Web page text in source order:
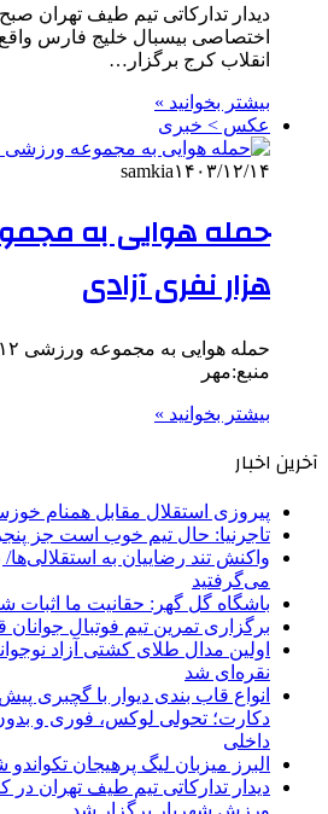
دیدار تدارکاتی تیم طیف تهران
اختصاصی بیسبال خلیج فارس
انقلاب کرج برگزار…
بیشتر بخوانید »
عکس > خبری
samkia۱۴۰۳/۱۲/۱۴
هزار نفری آزادی
منبع:مهر
بیشتر بخوانید »
آخرین اخبار
پیروزی استقلال مقابل همنام
تاجرنیا: حال تیم خوب است جز
واکنش تند رضاییان به
می‌گرفتید
باشگاه گل گهر: حقانیت ما اثبات
برگزاری تمرین تیم فوتبال جوانان
اولین مدال طلای کشتی آزاد
نقره‌ای شد
انواع قاب بندی دیوار با گچبری
دکارت؛ تحولی لوکس، فوری و
داخلی
البرز میزبان لیگ پرهیجان تکواندو
دیدار تدارکاتی تیم طیف تهران
ورزش شهریار برگزار شد